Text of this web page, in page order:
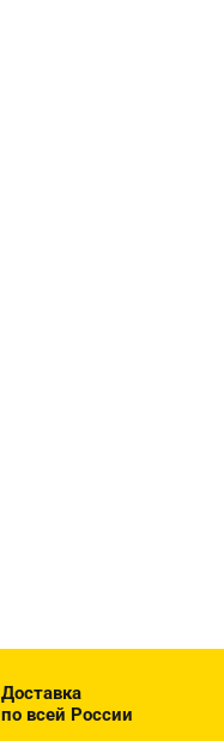
Доставка
по всей России